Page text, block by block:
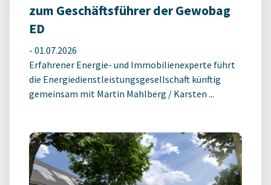
zum Geschäftsführer der Gewobag
ED
- 01.07.2026
Erfahrener Energie- und Immobilienexperte führt
die Energiedienstleistungsgesellschaft künftig
gemeinsam mit Martin Mahlberg / Karsten ...